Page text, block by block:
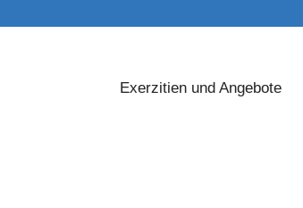
Exerzitien und Angebote